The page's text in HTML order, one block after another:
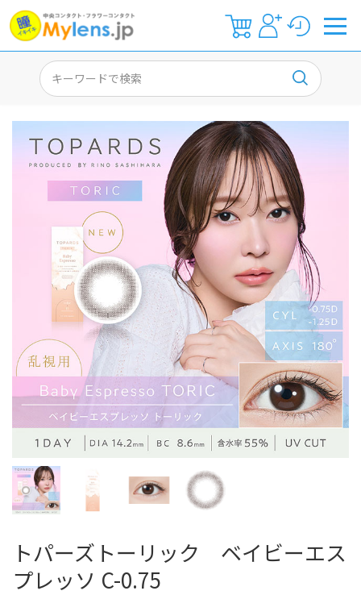
トパーズトーリック ベイビーエス
プレッソ C-0.75